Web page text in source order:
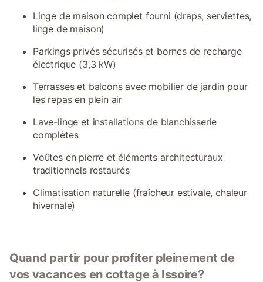
Linge de maison complet fourni (draps, serviettes,
linge de maison)
Parkings privés sécurisés et bornes de recharge
électrique (3,3 kW)
Terrasses et balcons avec mobilier de jardin pour
les repas en plein air
Lave-linge et installations de blanchisserie
complètes
Voûtes en pierre et éléments architecturaux
traditionnels restaurés
Climatisation naturelle (fraîcheur estivale, chaleur
hivernale)
Quand partir pour profiter pleinement de
vos vacances en cottage à Issoire?